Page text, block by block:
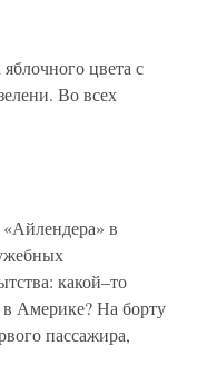
цвета с
Во всех
в
какой–то
Америке? На борту
пассажира,